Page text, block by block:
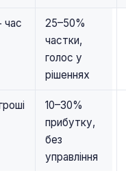
час
25–50%
частки,
голос у
рішеннях
10–30%
прибутку,
без
управління